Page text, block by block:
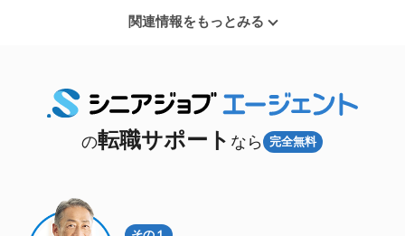
関連情報をもっとみる
の転職サポート なら 完全無料